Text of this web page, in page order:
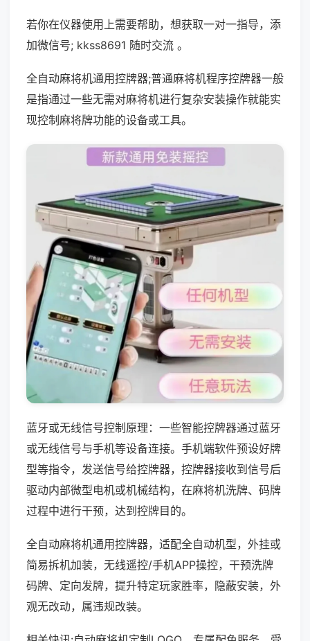
若你在仪器使用上需要帮助，想获取一对一指导，添
加微信号; kkss8691 随时交流 。
全自动麻将机通用控牌器;普通麻将机程序控牌器一般
是指通过一些无需对麻将机进行复杂安装操作就能实
现控制麻将牌功能的设备或工具。
蓝牙或无线信号控制原理：一些智能控牌器通过蓝牙
或无线信号与手机等设备连接。手机端软件预设好牌
型等指令，发送信号给控牌器，控牌器接收到信号后
驱动内部微型电机或机械结构，在麻将机洗牌、码牌
过程中进行干预，达到控牌目的。
全自动麻将机通用控牌器，适配全自动机型，外挂或
简易拆机加装，无线遥控/手机APP操控，干预洗牌
码牌、定向发牌，提升特定玩家胜率，隐蔽安装，外
观无改动，属违规改装。